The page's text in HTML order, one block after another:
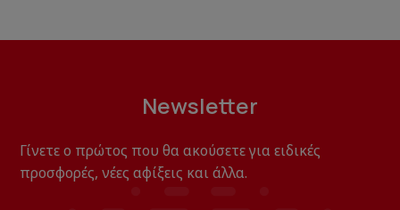
Newsletter
Γίνετε ο πρώτος που θα ακούσετε για ειδικές
προσφορές, νέες αφίξεις και άλλα.